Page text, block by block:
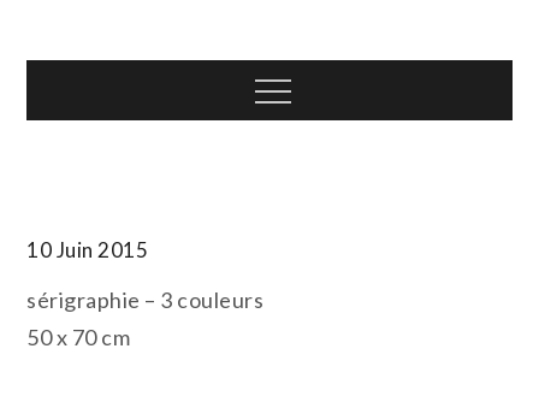
T.TOTH Menu
10 Juin 2015
sérigraphie – 3 couleurs
50 x 70 cm